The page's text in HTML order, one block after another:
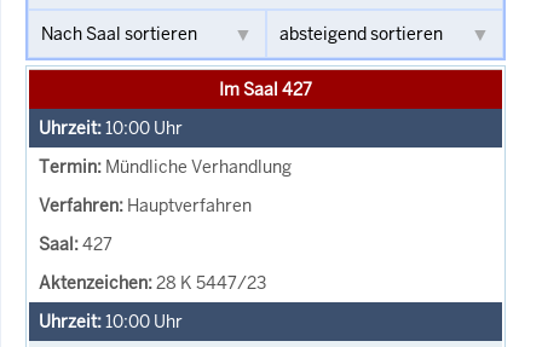
Im Saal 427
10:00 Uhr
Mündliche Verhandlung
Hauptverfahren
427
28 K 5447/23
10:00 Uhr